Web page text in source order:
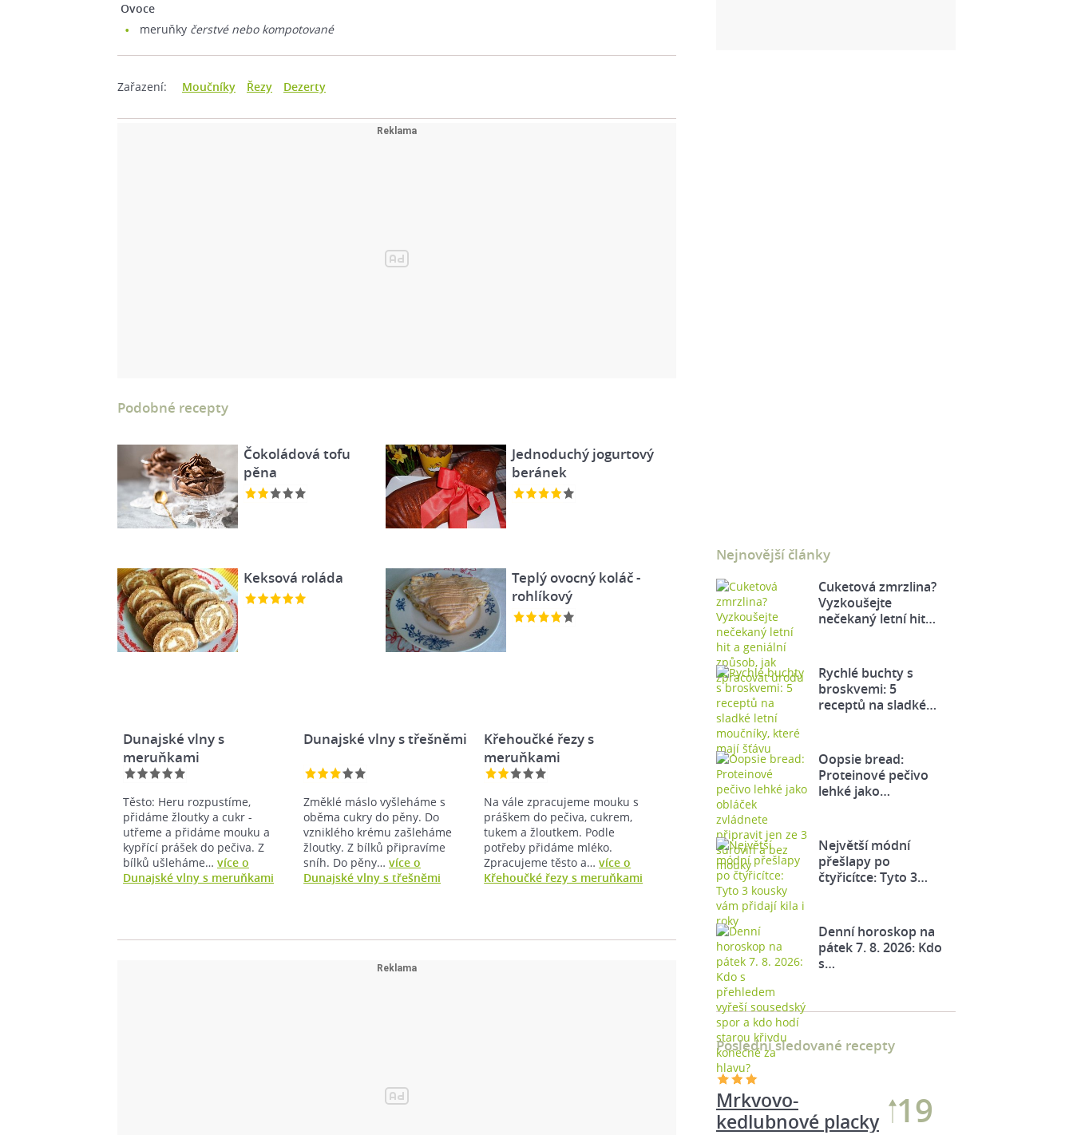
Ovoce
meruňky čerstvé nebo kompotované
Zařazení: Moučníky Řezy Dezerty
Podobné recepty
Čokoládová tofu
pěna
Jednoduchý jogurtový
beránek
Keksová roláda
Teplý ovocný koláč -
rohlíkový
Dunajské vlny s
meruňkami
Těsto: Heru rozpustíme,
přidáme žloutky a cukr -
utřeme a přidáme mouku a
kypřící prášek do pečiva. Z
bílků ušleháme… více o
Dunajské vlny s meruňkami
Dunajské vlny s třešněmi
Změklé máslo vyšleháme s
oběma cukry do pěny. Do
vzniklého krému zašleháme
žloutky. Z bílků připravíme
sníh. Do pěny…více o
Dunajské vlny s třešněmi
Křehoučké řezy s
meruňkami
Na vále zpracujeme mouku s
práškem do pečiva, cukrem,
tukem a žloutkem. Podle
potřeby přidáme mléko.
Zpracujeme těsto a…více o
Křehoučké řezy s meruňkami
Nejnovější články
Cuketová zmrzlina?
Vyzkoušejte
nečekaný letní hit…
Rychlé buchty s
broskvemi: 5
receptů na sladké…
Oopsie bread:
Proteinové pečivo
lehké jako…
Největší módní
přešlapy po
čtyřicítce: Tyto 3…
Denní horoskop na
pátek 7. 8. 2026: Kdo
s…
Poslední sledované recepty
Mrkvovo-
kedlubnové placky
19